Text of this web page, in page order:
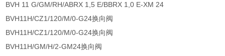
BVH 11 G/GM/RH/ABRX 1,5 E/BBRX 1,0 E-XM 24
BVH11H/CZ1/120/M/0-G24换向阀
BVH11H/CZ1/120/M/0-G24换向阀
BVH11H/GM/H/2-GM24换向阀